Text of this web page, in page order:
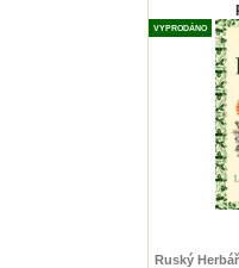
VYPRODÁNO
Ruský Herbář